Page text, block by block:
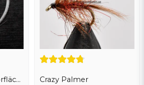
Konische Fliegenvorflächer 12 Ft Crazy Palmer